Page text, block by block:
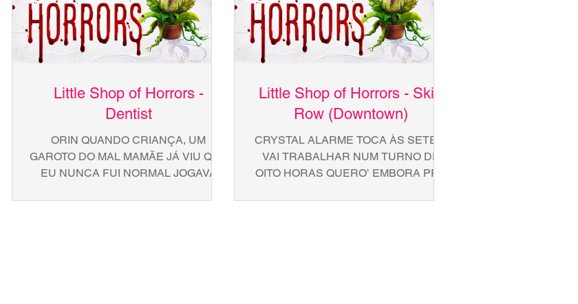
Little Shop of Horrors -
Dentist
ORIN QUANDO CRIANÇA, UM
GAROTO DO MAL MAMÃE JÁ VIU QUE
EU NUNCA FUI NORMAL JOGAVA
Little Shop of Horrors - Skid
Row (Downtown)
CRYSTAL ALARME TOCA ÀS SETE E
VAI TRABALHAR NUM TURNO DE
OITO HORAS QUERO’ EMBORA PRA